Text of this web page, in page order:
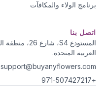
برنامج الولاء والمكافآت
اتصل بنا
العربية المتحدة.
support@buyanyflowers.com
+971-507427217